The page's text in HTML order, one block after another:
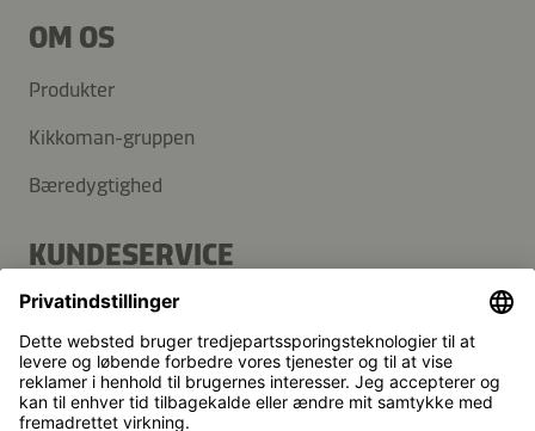
OM OS
Produkter
Kikkoman-gruppen
Bæredygtighed
KUNDESERVICE
FAQ
Kontakt
Nyhedsbrev